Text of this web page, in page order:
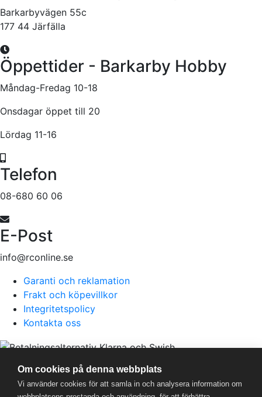
Barkarbyvägen 55c
177 44 Järfälla
Öppettider - Barkarby Hobby
Måndag-Fredag 10-18
Onsdagar öppet till 20
Lördag 11-16
Telefon
08-680 60 06
E-Post
info@rconline.se
Garanti och reklamation
Frakt och köpevillkor
Integritetspolicy
Kontakta oss
559357-5706
Om cookies på denna webbplats
Vi använder cookies för att samla in och analysera information om